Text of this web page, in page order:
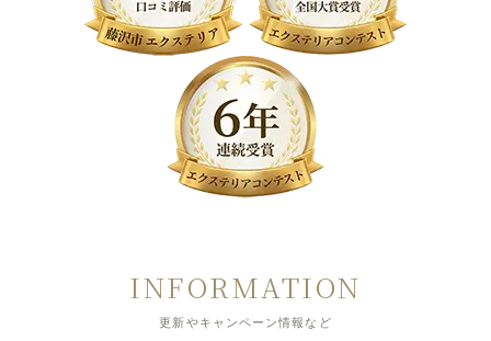
INFORMATION
更新やキャンペーン情報など